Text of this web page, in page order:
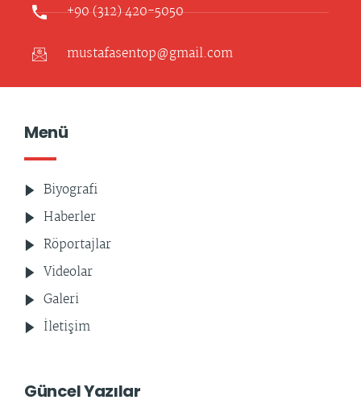
+90 (312) 420-5050
mustafasentop@gmail.com
Menü
Biyografi
Haberler
Röportajlar
Videolar
Galeri
İletişim
Güncel Yazılar